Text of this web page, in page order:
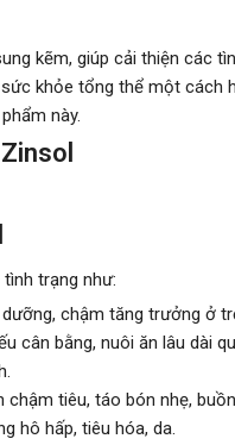
kẽm, giúp cải thiện các
khỏe tổng thể một cách
này.
trạng như:
chậm tăng trưởng ở
cân bằng, nuôi ăn lâu dài
chậm tiêu, táo bón nhẹ,
hô hấp, tiêu hóa, da.